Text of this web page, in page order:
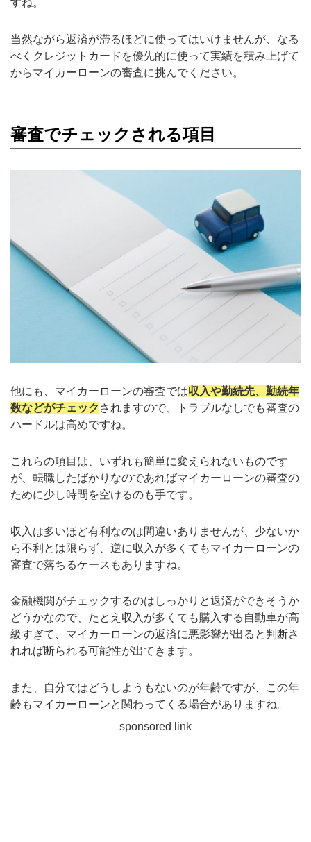
すね。
当然ながら返済が滞るほどに使ってはいけませんが、なる
べくクレジットカードを優先的に使って実績を積み上げて
からマイカーローンの審査に挑んでください。
審査でチェックされる項目
他にも、マイカーローンの審査では収入や勤続先、勤続年
数などがチェック されますので、トラブルなしでも審査の
ハードルは高めですね。
これらの項目は、いずれも簡単に変えられないものです
が、転職したばかりなのであればマイカーローンの審査の
ために少し時間を空けるのも手です。
収入は多いほど有利なのは間違いありませんが、少ないか
ら不利とは限らず、逆に収入が多くてもマイカーローンの
審査で落ちるケースもありますね。
金融機関がチェックするのはしっかりと返済ができそうか
どうかなので、たとえ収入が多くても購入する自動車が高
級すぎて、マイカーローンの返済に悪影響が出ると判断さ
れれば断られる可能性が出てきます。
また、自分ではどうしようもないのが年齢ですが、この年
齢もマイカーローンと関わってくる場合がありますね。
sponsored link